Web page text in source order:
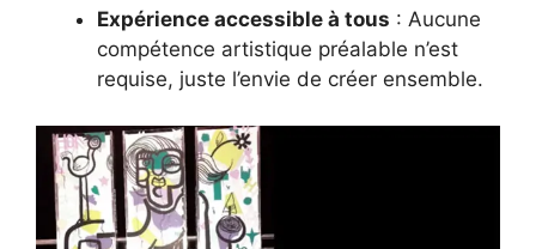
Expérience accessible à tous : Aucune
compétence artistique préalable n’est
requise, juste l’envie de créer ensemble.